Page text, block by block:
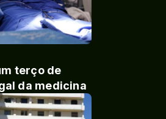
terço de
da medicina